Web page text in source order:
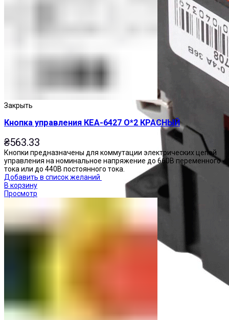
Закрыть
Кнопка управления КЕА-6427 О*2 КРАСНЫЙ
₴563.33
Кнопки предназначены для коммутации электрических цепей
управления на номинальное напряжение до 660В переменного
тока или до 440В постоянного тока.
Добавить в список желаний
В корзину
Просмотр